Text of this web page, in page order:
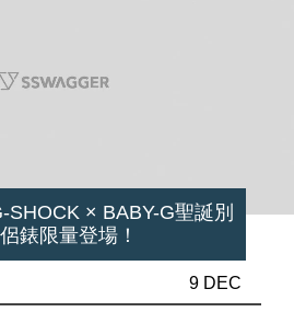
SHOCK × BABY-G聖誕別
錶限量登場！
9 DEC